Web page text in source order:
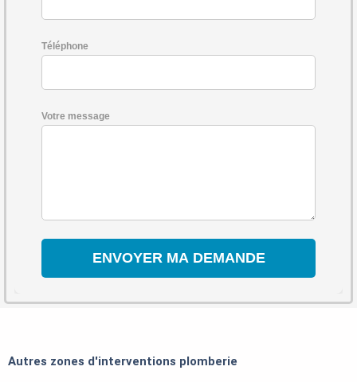
Téléphone
Votre message
Autres zones d'interventions plomberie